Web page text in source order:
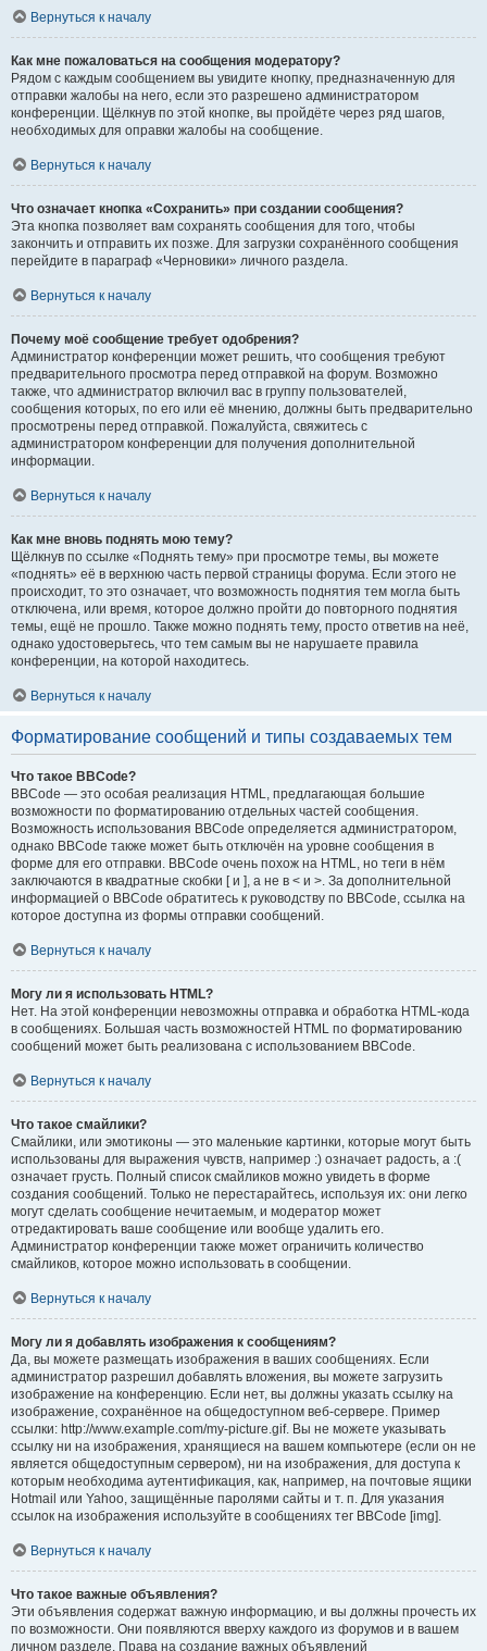
Вернуться к началу
Как мне пожаловаться на сообщения модератору?
Рядом с каждым сообщением вы увидите кнопку, предназначенную для
отправки жалобы на него, если это разрешено администратором
конференции. Щёлкнув по этой кнопке, вы пройдёте через ряд шагов,
необходимых для оправки жалобы на сообщение.
Вернуться к началу
Что означает кнопка «Сохранить» при создании сообщения?
Эта кнопка позволяет вам сохранять сообщения для того, чтобы
закончить и отправить их позже. Для загрузки сохранённого сообщения
перейдите в параграф «Черновики» личного раздела.
Вернуться к началу
Почему моё сообщение требует одобрения?
Администратор конференции может решить, что сообщения требуют
предварительного просмотра перед отправкой на форум. Возможно
также, что администратор включил вас в группу пользователей,
сообщения которых, по его или её мнению, должны быть предварительно
просмотрены перед отправкой. Пожалуйста, свяжитесь с
администратором конференции для получения дополнительной
информации.
Вернуться к началу
Как мне вновь поднять мою тему?
Щёлкнув по ссылке «Поднять тему» при просмотре темы, вы можете
«поднять» её в верхнюю часть первой страницы форума. Если этого не
происходит, то это означает, что возможность поднятия тем могла быть
отключена, или время, которое должно пройти до повторного поднятия
темы, ещё не прошло. Также можно поднять тему, просто ответив на неё,
однако удостоверьтесь, что тем самым вы не нарушаете правила
конференции, на которой находитесь.
Вернуться к началу
Форматирование сообщений и типы создаваемых тем
Что такое BBCode?
BBCode — это особая реализация HTML, предлагающая большие
возможности по форматированию отдельных частей сообщения.
Возможность использования BBCode определяется администратором,
однако BBCode также может быть отключён на уровне сообщения в
форме для его отправки. BBCode очень похож на HTML, но теги в нём
заключаются в квадратные скобки [ и ], а не в < и >. За дополнительной
информацией о BBCode обратитесь к руководству по BBCode, ссылка на
которое доступна из формы отправки сообщений.
Вернуться к началу
Могу ли я использовать HTML?
Нет. На этой конференции невозможны отправка и обработка HTML-кода
в сообщениях. Большая часть возможностей HTML по форматированию
сообщений может быть реализована с использованием BBCode.
Вернуться к началу
Что такое смайлики?
Смайлики, или эмотиконы — это маленькие картинки, которые могут быть
использованы для выражения чувств, например :) означает радость, а :(
означает грусть. Полный список смайликов можно увидеть в форме
создания сообщений. Только не перестарайтесь, используя их: они легко
могут сделать сообщение нечитаемым, и модератор может
отредактировать ваше сообщение или вообще удалить его.
Администратор конференции также может ограничить количество
смайликов, которое можно использовать в сообщении.
Вернуться к началу
Могу ли я добавлять изображения к сообщениям?
Да, вы можете размещать изображения в ваших сообщениях. Если
администратор разрешил добавлять вложения, вы можете загрузить
изображение на конференцию. Если нет, вы должны указать ссылку на
изображение, сохранённое на общедоступном веб-сервере. Пример
ссылки: http://www.example.com/my-picture.gif. Вы не можете указывать
ссылку ни на изображения, хранящиеся на вашем компьютере (если он не
является общедоступным сервером), ни на изображения, для доступа к
которым необходима аутентификация, как, например, на почтовые ящики
Hotmail или Yahoo, защищённые паролями сайты и т. п. Для указания
ссылок на изображения используйте в сообщениях тег BBCode [img].
Вернуться к началу
Что такое важные объявления?
Эти объявления содержат важную информацию, и вы должны прочесть их
по возможности. Они появляются вверху каждого из форумов и в вашем
личном разделе. Права на создание важных объявлений